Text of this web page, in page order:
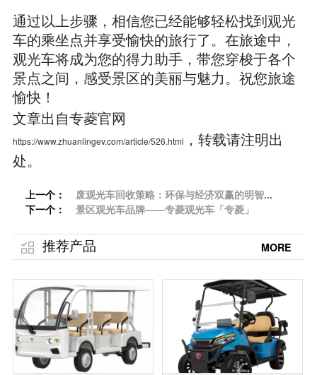
通过以上步骤，相信您已经能够轻松找到观光
车的乘坐点并享受愉快的旅行了。在旅途中，
观光车将成为您的得力助手，带您穿梭于各个
景点之间，感受景区的美丽与魅力。祝您旅途
愉快！
文章出自专菱官网
https://www.zhuanlingev.com/article/526.html ，转载请注明出
处。
上一个：
废观光车回收策略：环保与经济双赢的明智选
择「专菱」
下一个： 景区观光车品牌——专菱观光车「专菱」
推荐产品 MORE